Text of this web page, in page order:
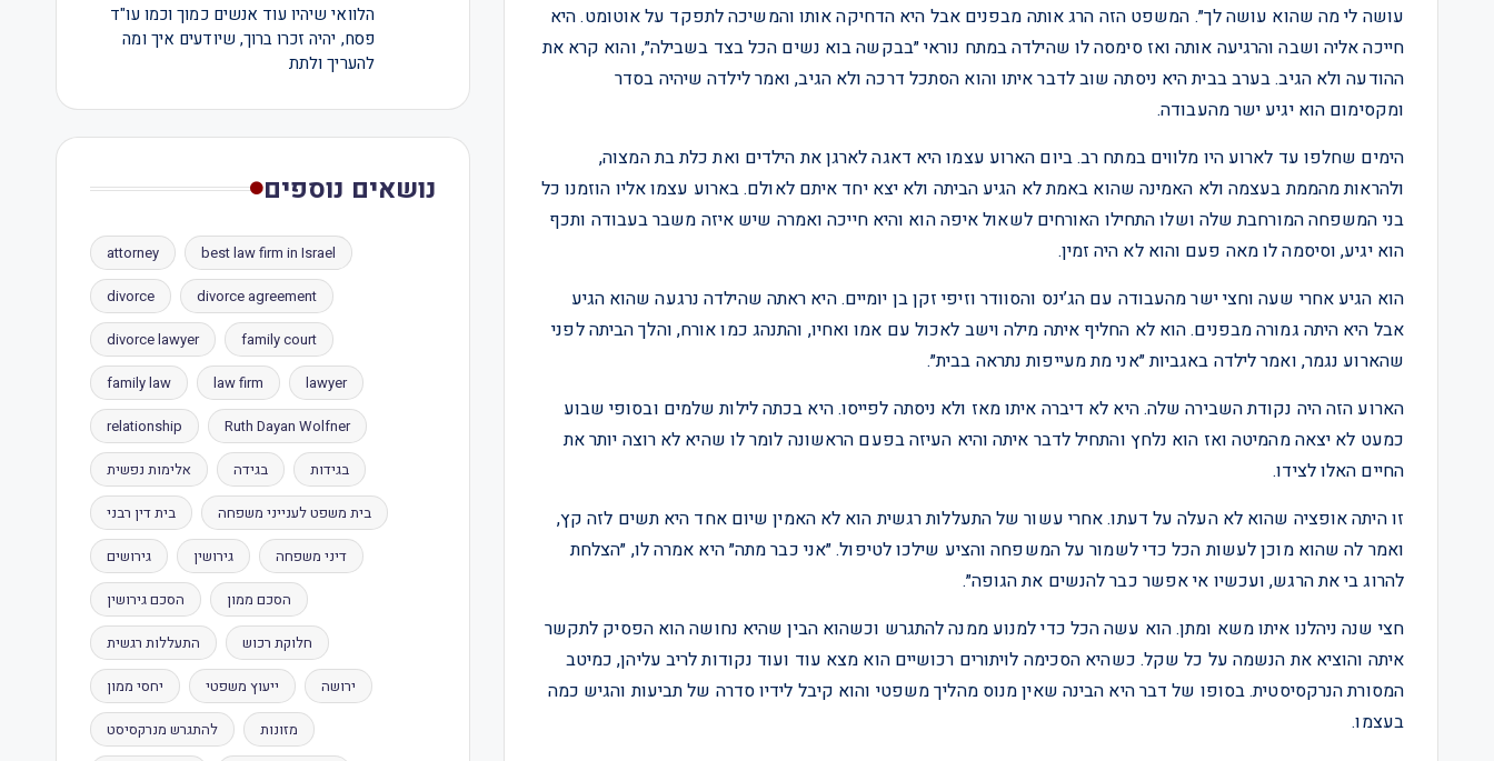
עושה לי מה שהוא עושה לך״. המשפט הזה הרג אותה מבפנים אבל היא הדחיקה אותו והמשיכה לתפקד על אוטומט. היא
חייכה אליה ושבה והרגיעה אותה ואז סימסה לו שהילדה במתח נוראי ״בבקשה בוא נשים הכל בצד בשבילה״, והוא קרא את
ההודעה ולא הגיב. בערב בבית היא ניסתה שוב לדבר איתו והוא הסתכל דרכה ולא הגיב, ואמר לילדה שיהיה בסדר
ומקסימום הוא יגיע ישר מהעבודה.
הימים שחלפו עד לארוע היו מלווים במתח רב. ביום הארוע עצמו היא דאגה לארגן את הילדים ואת כלת בת המצוה,
ולהראות מהממת בעצמה ולא האמינה שהוא באמת לא הגיע הביתה ולא יצא יחד איתם לאולם. בארוע עצמו אליו הוזמנו כל
בני המשפחה המורחבת שלה ושלו התחילו האורחים לשאול איפה הוא והיא חייכה ואמרה שיש איזה משבר בעבודה ותכף
הוא יגיע, וסיסמה לו מאה פעם והוא לא היה זמין.
הוא הגיע אחרי שעה וחצי ישר מהעבודה עם הג’ינס והסוודר וזיפי זקן בן יומיים. היא ראתה שהילדה נרגעה שהוא הגיע
אבל היא היתה גמורה מבפנים. הוא לא החליף איתה מילה וישב לאכול עם אמו ואחיו, והתנהג כמו אורח, והלך הביתה לפני
שהארוע נגמר, ואמר לילדה באגביות ״אני מת מעייפות נתראה בבית״.
הארוע הזה היה נקודת השבירה שלה. היא לא דיברה איתו מאז ולא ניסתה לפייסו. היא בכתה לילות שלמים ובסופי שבוע
כמעט לא יצאה מהמיטה ואז הוא נלחץ והתחיל לדבר איתה והיא העיזה בפעם הראשונה לומר לו שהיא לא רוצה יותר את
החיים האלו לצידו.
זו היתה אופציה שהוא לא העלה על דעתו. אחרי עשור של התעללות רגשית הוא לא האמין שיום אחד היא תשים לזה קץ,
ואמר לה שהוא מוכן לעשות הכל כדי לשמור על המשפחה והציע שילכו לטיפול. ״אני כבר מתה״ היא אמרה לו, ״הצלחת
להרוג בי את הרגש, ועכשיו אי אפשר כבר להנשים את הגופה״.
חצי שנה ניהלנו איתו משא ומתן. הוא עשה הכל כדי למנוע ממנה להתגרש וכשהוא הבין שהיא נחושה הוא הפסיק לתקשר
איתה והוציא את הנשמה על כל שקל. כשהיא הסכימה לויתורים רכושיים הוא מצא עוד ועוד נקודות לריב עליהן, כמיטב
המסורת הנרקסיסטית. בסופו של דבר היא הבינה שאין מנוס מהליך משפטי והוא קיבל לידיו סדרה של תביעות והגיש כמה
בעצמו.
הלוואי שיהיו עוד אנשים כמוך וכמו עו"ד
פסח, יהיה זכרו ברוך, שיודעים איך ומה
להעריך ולתת
נושאים נוספים
attorney best law firm in Israel
divorce divorce agreement
divorce lawyer family court
family law law firm lawyer
relationship Ruth Dayan Wolfner
אלימות נפשית בגידה בגידות
בית דין רבני בית משפט לענייני משפחה
גירושים גירושין דיני משפחה
הסכם גירושין הסכם ממון
התעללות רגשית חלוקת רכוש
יחסי ממון ייעוץ משפטי ירושה
להתגרש מנרקסיסט מזונות